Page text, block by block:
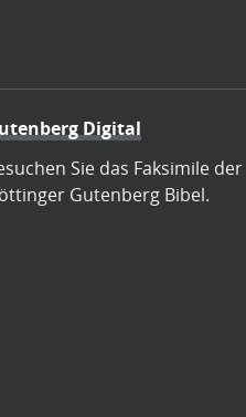
Digital
Sie das Faksimile der
Gutenberg Bibel.